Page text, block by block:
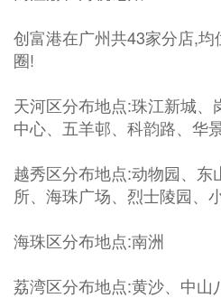
创富港在广州共43家分店,
圈!
天河区分布地点:珠江新城
中心、五羊邨、科韵路、华
越秀区分布地点:动物园、东
所、海珠广场、烈士陵园、
海珠区分布地点:南洲
荔湾区分布地点:黄沙、中山